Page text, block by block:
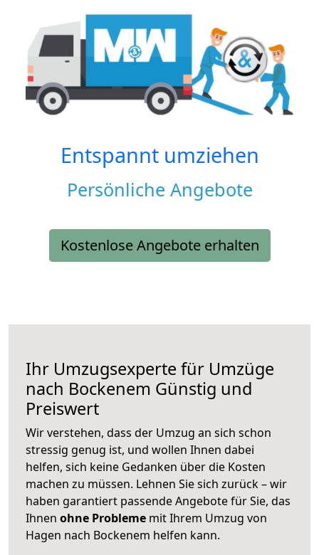
Entspannt umziehen
Persönliche Angebote
Kostenlose Angebote erhalten
Ihr Umzugsexperte für Umzüge
nach Bockenem Günstig und
Preiswert
Wir verstehen, dass der Umzug an sich schon
stressig genug ist, und wollen Ihnen dabei
helfen, sich keine Gedanken über die Kosten
machen zu müssen. Lehnen Sie sich zurück – wir
haben garantiert passende Angebote für Sie, das
Ihnen ohne Probleme mit Ihrem Umzug von
Hagen nach Bockenem helfen kann.